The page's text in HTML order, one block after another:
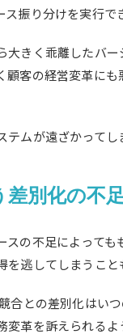
振り分けを実行で
大きく乖離したバ
顧客の経営変革に
ムが遠ざかってし
差別化の不
の不足によって
逃してしまうこと
合との差別化はい
革を訴えられる